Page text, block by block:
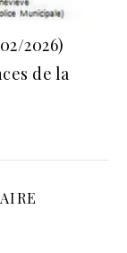
2026)
de la